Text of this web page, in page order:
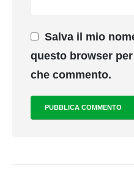
Salva il mio
questo browser
che commento.